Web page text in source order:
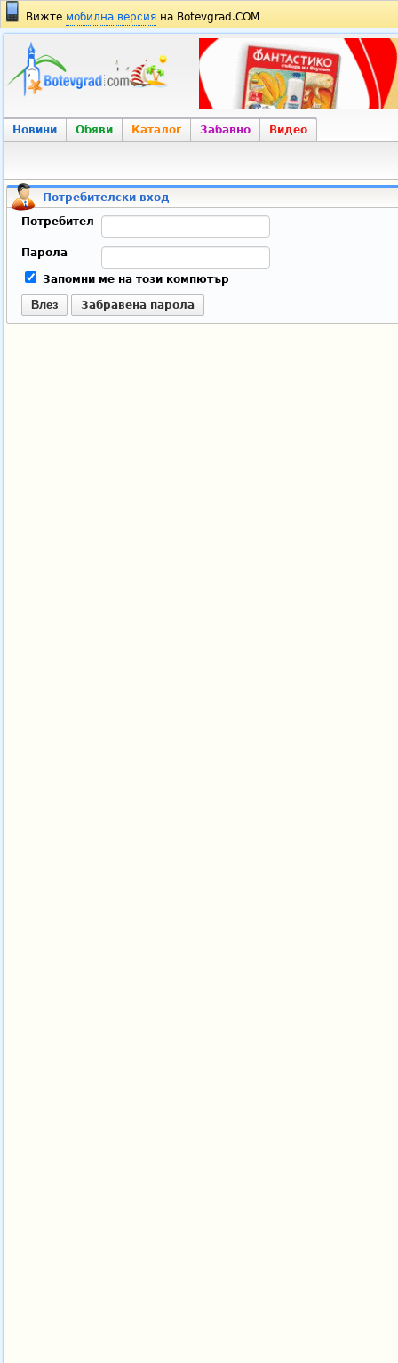
Вижте мобилна версия на Botevgrad.COM
Новини Обяви Каталог Забавно Видео
Потребителски вход
Потребител
Парола
Запомни ме на този компютър
Влез Забравена парола